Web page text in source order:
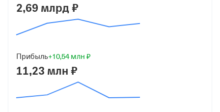
Дата регистрации
Краткое название
Юридический адрес
140002, Московская обл, г Люберцы, ул Колхозная, д
8А, помещ 17
2,69 млрд ₽
Прибыль+10,54 млн ₽
11,23 млн ₽